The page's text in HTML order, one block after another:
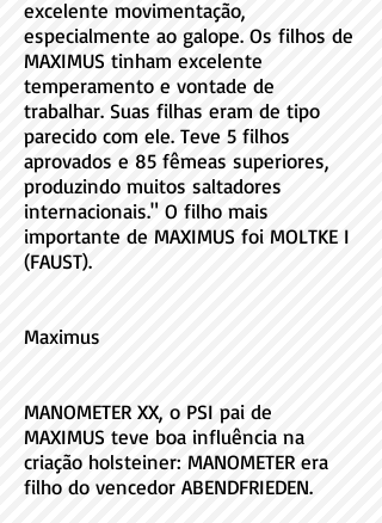
excelente movimentação,
especialmente ao galope. Os filhos de
MAXIMUS tinham excelente
temperamento e vontade de
trabalhar. Suas filhas eram de tipo
parecido com ele. Teve 5 filhos
aprovados e 85 fêmeas superiores,
produzindo muitos saltadores
internacionais." O filho mais
importante de MAXIMUS foi MOLTKE I
(FAUST).
Maximus
MANOMETER XX, o PSI pai de
MAXIMUS teve boa influência na
criação holsteiner: MANOMETER era
filho do vencedor ABENDFRIEDEN.